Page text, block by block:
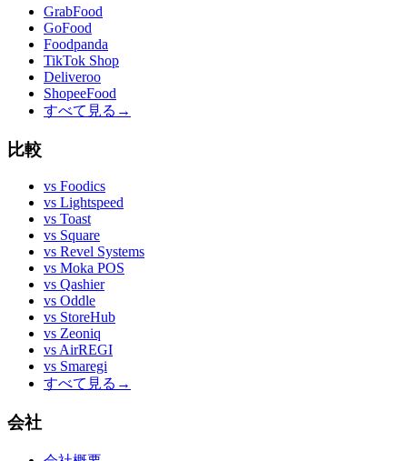
GrabFood
GoFood
Foodpanda
TikTok Shop
Deliveroo
ShopeeFood
すべて見る →
比較
vs Foodics
vs Lightspeed
vs Toast
vs Square
vs Revel Systems
vs Moka POS
vs Qashier
vs Oddle
vs StoreHub
vs Zeoniq
vs AirREGI
vs Smaregi
すべて見る →
会社